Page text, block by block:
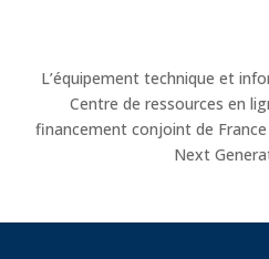
L’équipement technique et
Centre de ressources en
financement conjoint de
Next